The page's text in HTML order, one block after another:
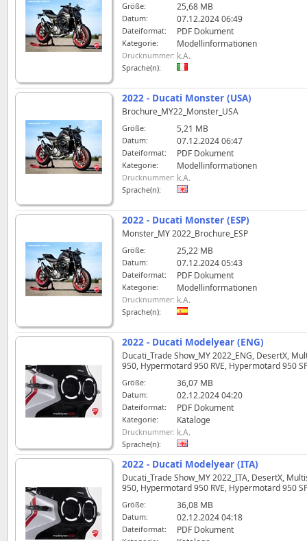
Größe: 25,68 MB
Datum: 07.12.2024 06:49
Dateiformat: PDF Dokument
Kategorie: Modellinformationen
Drucknummer: k.A.
Sprache(n):
2022 - Ducati Monster (USA)
Brochure_MY22_Monster_USA
Größe: 5,21 MB
Datum: 07.12.2024 06:47
Dateiformat: PDF Dokument
Kategorie: Modellinformationen
Drucknummer: k.A.
Sprache(n):
2022 - Ducati Monster (ESP)
Monster_MY 2022_Brochure_ESP
Größe: 25,22 MB
Datum: 07.12.2024 05:43
Dateiformat: PDF Dokument
Kategorie: Modellinformationen
Drucknummer: k.A.
Sprache(n):
2022 - Ducati Modelyear (ENG)
Ducati_Trade Show_MY 2022_ENG, DesertX,
950, Hypermotard 950 RVE, Hypermotard 950
Größe: 36,07 MB
Datum: 02.12.2024 04:20
Dateiformat: PDF Dokument
Kategorie: Kataloge
Drucknummer: k.A.
Sprache(n):
2022 - Ducati Modelyear (ITA)
Ducati_Trade Show_MY 2022_ITA, DesertX,
950, Hypermotard 950 RVE, Hypermotard 950
Größe: 36,08 MB
Datum: 02.12.2024 04:18
Dateiformat: PDF Dokument